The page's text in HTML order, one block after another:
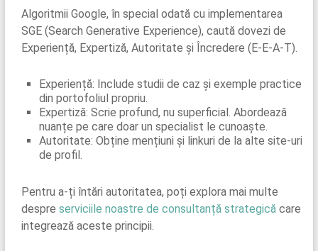
Algoritmii Google, în special odată cu implementarea
SGE (Search Generative Experience), caută dovezi de
Experiență, Expertiză, Autoritate și Încredere (E-E-A-T).
Experiență: Include studii de caz și exemple practice
din portofoliul propriu.
Expertiză: Scrie profund, nu superficial. Abordează
nuanțe pe care doar un specialist le cunoaște.
Autoritate: Obține mențiuni și linkuri de la alte site-uri
de profil.
Pentru a-ți întări autoritatea, poți explora mai multe
despre serviciile noastre de consultanță strategicăcare
integrează aceste principii.